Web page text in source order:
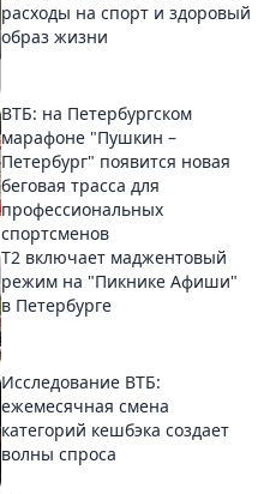
расходы на спорт и здоровый
образ жизни
ВТБ: на Петербургском
марафоне "Пушкин –
Петербург" появится новая
беговая трасса для
профессиональных
спортсменов
Т2 включает маджентовый
режим на "Пикнике Афиши"
в Петербурге
Исследование ВТБ:
ежемесячная смена
категорий кешбэка создает
волны спроса